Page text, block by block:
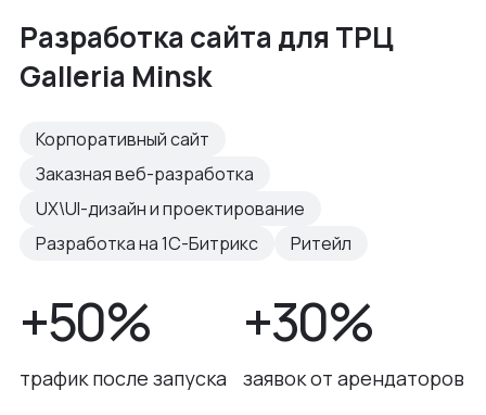
Разработка сайта для ТРЦ
Galleria Minsk
Корпоративный сайт
Заказная веб-разработка
UX\UI-дизайн и проектирование
Разработка на 1С-Битрикс
Ритейл
+50%
трафик после запуска
+30%
заявок от арендаторов